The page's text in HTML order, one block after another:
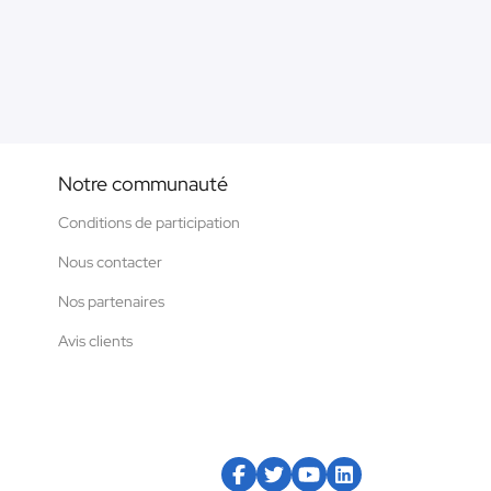
Notre communauté
Conditions de participation
Nous contacter
Nos partenaires
Avis clients